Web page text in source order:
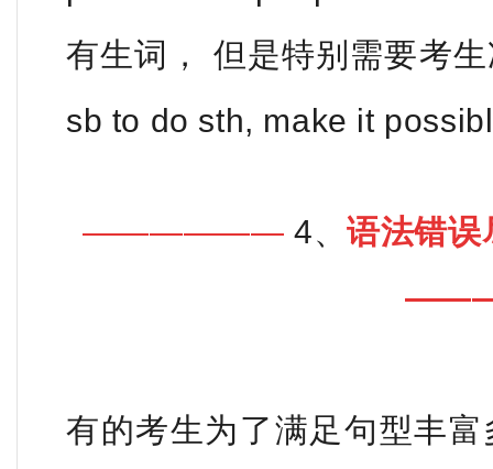
有生词， 但是特别需要考
sb to do sth, make it
——————4、语法错误
有的考生为了满足句型丰